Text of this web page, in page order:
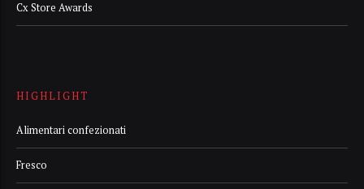
Cx Store Awards
HIGHLIGHT
Alimentari confezionati
Fresco